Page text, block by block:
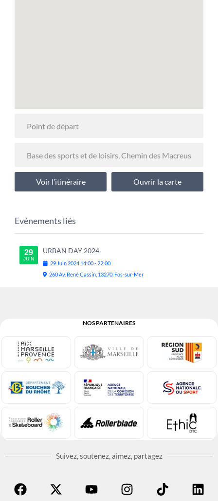
Voir l’itinéraire Ouvrir la carte
Evénements liés
29
JUIN
URBAN DAY 2024
29 Juin 2024 14:00- 22:00
260 Av. René Cassin, 13270, Fos-sur-Mer
NOS PARTENAIRES
Suivez, soutenez, aimez, partagez